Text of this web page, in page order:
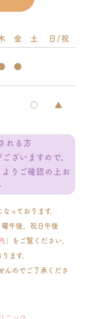
金 土 日/祝
●
○ ▲
れる方
ざいますので、
よりご確認の上お
っております。
午後、祝日午後
」をご覧ください。
ます。
んのでご了承くださ